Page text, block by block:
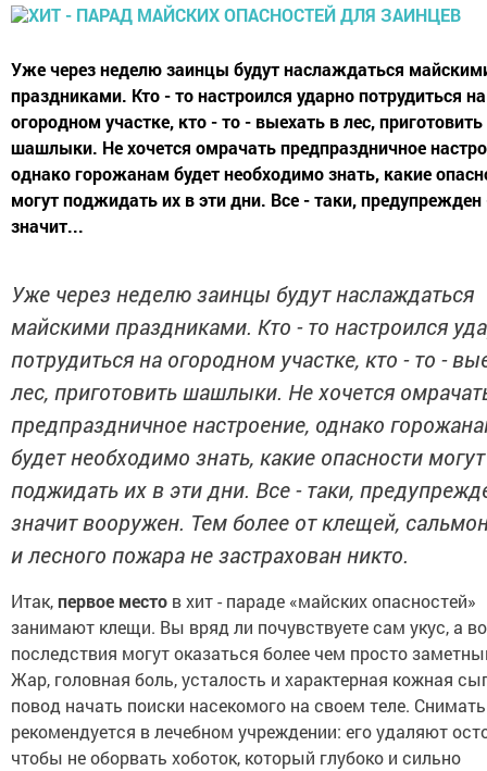
Уже через неделю заинцы будут наслаждаться
праздниками. Кто - то настроился ударно потрудиться на
огородном участке, кто - то - выехать в лес, приготовить
шашлыки. Не хочется омрачать предпраздничное
однако горожанам будет необходимо знать, какие
могут поджидать их в эти дни. Все - таки, предупрежден
значит...
Уже через неделю заинцы будут наслаждаться
майскими праздниками. Кто - то настроился
потрудиться на огородном участке, кто - то -
лес, приготовить шашлыки. Не хочется
предпраздничное настроение, однако
будет необходимо знать, какие опасности могут
поджидать их в эти дни. Все - таки,
значит вооружен. Тем более от клещей,
и лесного пожара не застрахован никто.
Итак,первое место в хит - параде «майских опасностей»
занимают клещи. Вы вряд ли почувствуете сам укус, а
последствия могут оказаться более чем просто
Жар, головная боль, усталость и характерная кожная
повод начать поиски насекомого на своем теле.
рекомендуется в лечебном учреждении: его удаляют
чтобы не оборвать хоботок, который глубоко и сильно